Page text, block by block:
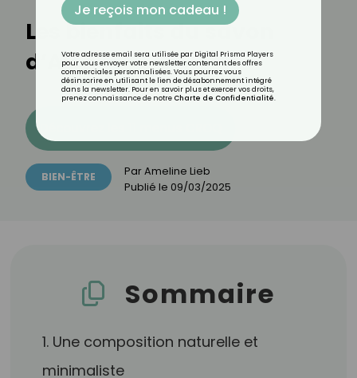
Les bienfaits du savon
d’Alep
BIEN-ÊTRE ParAmeline Lieb
Publié le 09/03/2025
Sommaire
1. Une composition naturelle et
minimaliste
Je reçois mon cadeau !
Votre adresse email sera utilisée par Digital Prisma Players
pour vous envoyer votre newsletter contenant des offres
commerciales personnalisées. Vous pourrez vous
désinscrire en utilisant le lien de désabonnement intégré
dans la newsletter. Pour en savoir plus et exercer vos droits,
prenez connaissance de notre Charte de Confidentialité.